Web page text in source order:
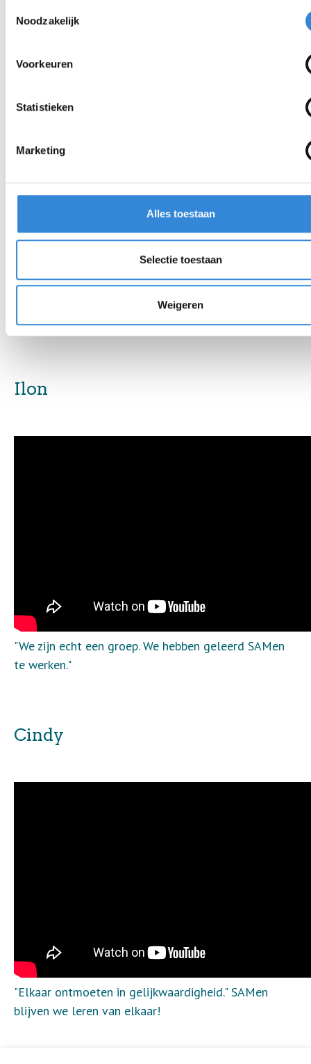
Noodzakelijk
Voorkeuren
Statistieken
Marketing
Alles toestaan
Selectie toestaan
Weigeren
"SAMen sterk staan in een gelijkwaardige wereld, dat
Ilon
"We zijn echt een groep. We hebben geleerd SAMen
te werken."
Cindy
"Elkaar ontmoeten in gelijkwaardigheid." SAMen
blijven we leren van elkaar!